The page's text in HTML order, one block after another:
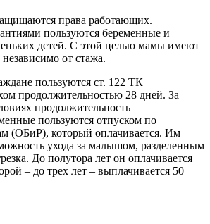
права работающих.
пользуются беременные и
детей. С этой целью мамы имеют
от стажа.
пользуются ст. 122 ТК
продолжительностью 28 дней. За
продолжительность
пользуются отпуском по
(ОБиР), который оплачивается. Им
ухода за малышом, разделенным
До полутора лет он оплачивается
– до трех лет – выплачивается 50